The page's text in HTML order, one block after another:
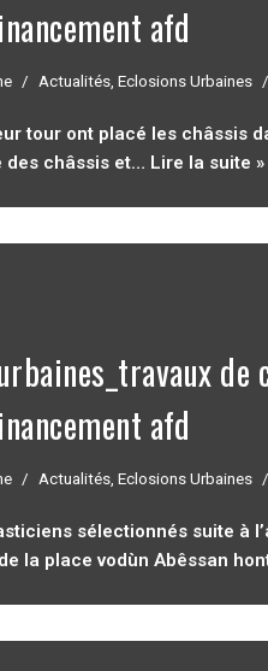
afd
Actualités, Eclosions Urbaines
tour ont placé les châssis
des châssis et… Lire la suite »
afd
Actualités, Eclosions Urbaines
sélectionnés suite à
la place vodùn Abêssan